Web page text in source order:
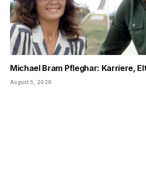
Michael Bram Pfleghar: Karriere,
August 5, 2026